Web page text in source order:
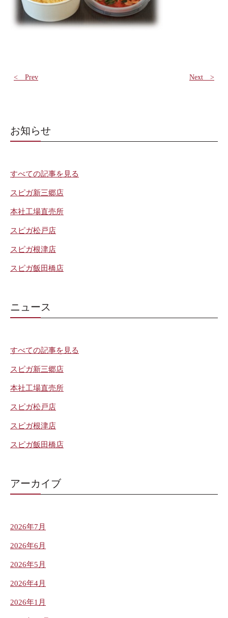
< Prev Next >
お知らせ
すべての記事を見る
スピガ新三郷店
本社工場直売所
スピガ松戸店
スピガ根津店
スピガ飯田橋店
ニュース
すべての記事を見る
スピガ新三郷店
本社工場直売所
スピガ松戸店
スピガ根津店
スピガ飯田橋店
アーカイブ
2026年7月
2026年6月
2026年5月
2026年4月
2026年1月